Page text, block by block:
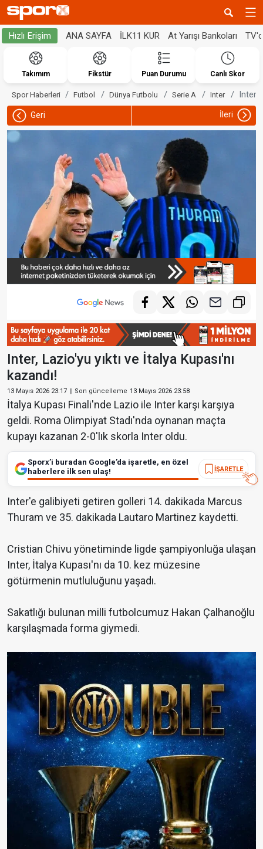
Hızlı Erişim ANA SAYFA İLK11 KUR At Yarışı Bankoları
Takımım Fikstür Puan Durumu Canlı Skor
Spor Haberleri Futbol Dünya Futbolu Serie A Inter Inter,
Geri İleri
Inter, Lazio'yu yıktı ve İtalya Kupası'nı
kazandı!
13 Mayıs 2026 23:17 || Son güncelleme 13 Mayıs 2026 23:58
İtalya Kupası Finali'nde Lazio ile Inter karşı karşıya
geldi. Roma Olimpiyat Stadı'nda oynanan maçta
kupayı kazanan 2-0'lık skorla Inter oldu.
Sporx’i buradan Google’da işaretle, en özel
haberlere ilk sen ulaş!
İŞARETLE
Inter'e galibiyeti getiren golleri 14. dakikada Marcus
Thuram ve 35. dakikada Lautaro Martinez kaydetti.
Cristian Chivu yönetiminde ligde şampiyonluğa ulaşan
Inter, İtalya Kupası'nı da 10. kez müzesine
götürmenin mutluluğunu yaşadı.
Sakatlığı bulunan milli futbolcumuz Hakan Çalhanoğlu
karşılaşmada forma giymedi.